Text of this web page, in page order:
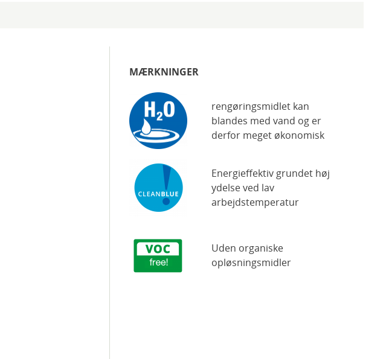
MÆRKNINGER
rengøringsmidlet kan
blandes med vand og er
derfor meget økonomisk
Energieffektiv grundet høj
ydelse ved lav
arbejdstemperatur
Uden organiske
opløsningsmidler